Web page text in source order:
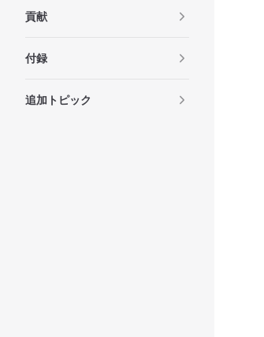
貢献
付録
追加トピック